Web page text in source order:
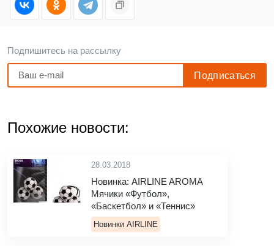
Подпишитесь на рассылку
Похожие новости:
28.03.2018
Новинка: AIRLINE AROMA
Мячики «Футбол»,
«Баскетбол» и «Теннис»
Новинки AIRLINE